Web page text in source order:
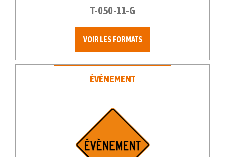
T-050-11-G
VOIR LES FORMATS
ÉVÉNEMENT